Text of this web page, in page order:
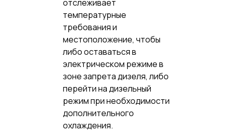
отслеживает
температурные
требования и
местоположение, чтобы
либо оставаться в
электрическом режиме в
зоне запрета дизеля, либо
перейти на дизельный
режим при необходимости
дополнительного
охлаждения.